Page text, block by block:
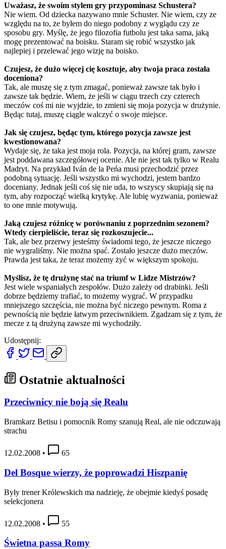
Uważasz, że swoim stylem gry przypominasz Schustera?
Nie wiem. Od dziecka nazywano mnie Schuster. Nie wiem, czy ze
względu na to, że byłem do niego podobny z wyglądu czy ze
sposobu gry. Myślę, że jego filozofia futbolu jest taka sama, jaką
mogę prezentować na boisku. Staram się robić wszystko jak
najlepiej i przelewać jego wizję na boisko.
Czujesz, że dużo więcej cię kosztuje, aby twoja praca została
doceniona?
Tak, ale muszę się z tym zmagać, ponieważ zawsze tak było i
zawsze tak będzie. Wiem, że jeśli w ciągu trzech czy czterech
meczów coś mi nie wyjdzie, to zmieni się moja pozycja w drużynie.
Będąc tutaj, muszę ciągle walczyć o swoje miejsce.
Jak się czujesz, będąc tym, którego pozycja zawsze jest
kwestionowana?
Wydaje się, że taka jest moja rola. Pozycja, na której gram, zawsze
jest poddawana szczegółowej ocenie. Ale nie jest tak tylko w Realu
Madryt. Na przykład Iván de la Peńa musi przechodzić przez
podobną sytuację. Jeśli wszystko mi wychodzi, jestem bardzo
doceniany. Jednak jeśli coś się nie uda, to wszyscy skupiają się na
tym, aby rozpocząć wielką krytykę. Ale lubię wyzwania, ponieważ
to one mnie motywują.
Jaką czujesz różnicę w porównaniu z poprzednim sezonem?
Wtedy cierpieliście, teraz się rozkoszujecie...
Tak, ale bez przerwy jesteśmy świadomi tego, że jeszcze niczego
nie wygraliśmy. Nie można spać. Zostało jeszcze dużo meczów.
Prawda jest taka, że teraz możemy żyć w większym spokoju.
Myślisz, że tę drużynę stać na triumf w Lidze Mistrzów?
Jest wiele wspaniałych zespołów. Dużo zależy od drabinki. Jeśli
dobrze będziemy trafiać, to możemy wygrać. W przypadku
mniejszego szczęścia, nie można być niczego pewnym. Roma z
pewnością nie będzie łatwym przeciwnikiem. Zgadzam się z tym, że
mecze z tą drużyną zawsze mi wychodziły.
Udostępnij:
Ostatnie aktualności
Przeciwnicy nie boją się Realu
Bramkarz Betisu i pomocnik Romy szanują Real, ale nie odczuwają
strachu
12.02.2008 • 65
Del Bosque wierzy, że poprowadzi Hiszpanię
Były trener Królewskich ma nadzieję, że obejmie kiedyś posadę
selekcjonera
12.02.2008 • 55
Świetna passa Romy